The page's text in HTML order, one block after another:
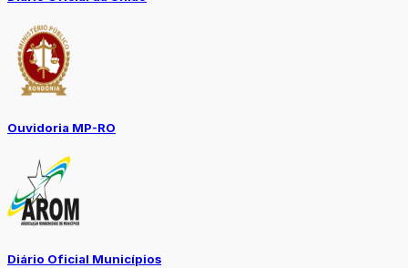
Ouvidoria MP-RO
Diário Oficial Municípios